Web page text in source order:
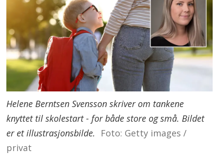
Helene Berntsen Svensson skriver om tankene
knyttet til skolestart - for både store og små. Bildet
er et illustrasjonsbilde.
Foto: Getty images /
privat